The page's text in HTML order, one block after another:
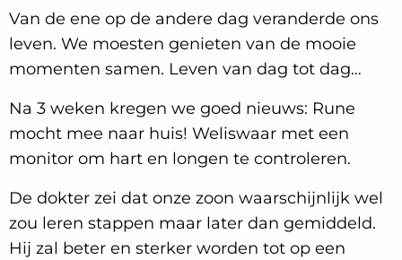
Van de ene op de andere dag veranderde ons
leven. We moesten genieten van de mooie
momenten samen. Leven van dag tot dag…
Na 3 weken kregen we goed nieuws: Rune
mocht mee naar huis! Weliswaar met een
monitor om hart en longen te controleren.
De dokter zei dat onze zoon waarschijnlijk wel
zou leren stappen maar later dan gemiddeld.
Hij zal beter en sterker worden tot op een